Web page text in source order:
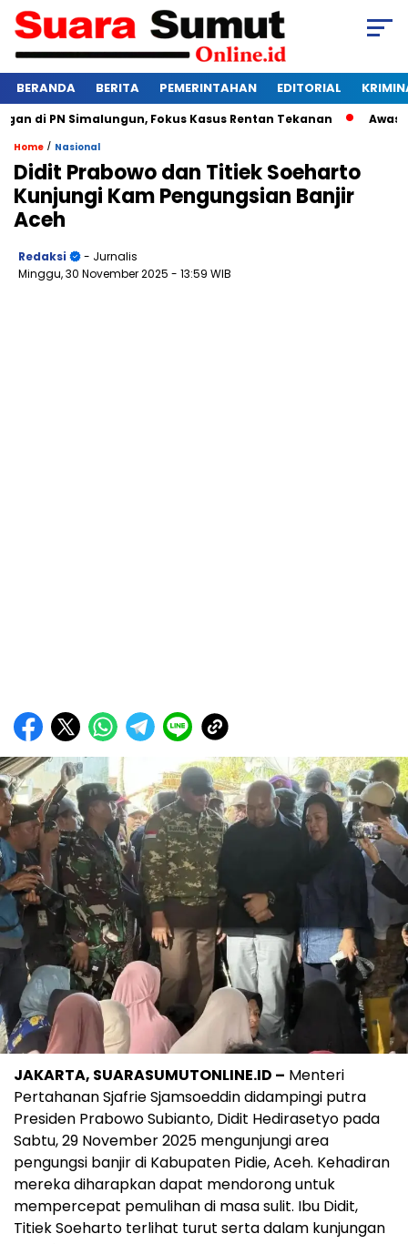
BERANDA BERITA PEMERINTAHAN EDITORIAL
PN Simalungun, Fokus Kasus Rentan Tekanan Awas
Home / Nasional
Didit Prabowo dan Titiek Soeharto
Kunjungi Kam Pengungsian Banjir
Aceh
Redaksi
- Jurnalis
Minggu, 30 November 2025 - 13:59 WIB
JAKARTA, SUARASUMUTONLINE.ID – Menteri
Pertahanan Sjafrie Sjamsoeddin didampingi putra
Presiden Prabowo Subianto, Didit Hedirasetyo pada
Sabtu, 29 November 2025 mengunjungi area
pengungsi banjir di Kabupaten Pidie, Aceh. Kehadiran
mereka diharapkan dapat mendorong untuk
mempercepat pemulihan di masa sulit. Ibu Didit,
Titiek Soeharto terlihat turut serta dalam kunjungan